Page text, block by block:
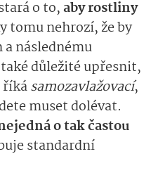
o to,aby rostliny
tomu nehrozí, že by
následnému
důležité upřesnit,
říkásamozavlažovací,
muset dolévat.
o tak častou
standardní